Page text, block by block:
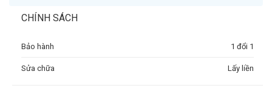
CHÍNH SÁCH
Bảo hành 1 đổi 1
Sửa chữa Lấy liền